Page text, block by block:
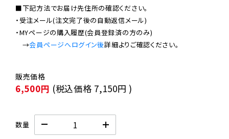
■下記方法でお届け先住所の確認ください。
・受注メール(注文完了後の自動返信メール)
・MYページの購入履歴(会員登録済の方のみ)
→会員ページへログイン後
6,500円 (税込価格 7,150円 )
数量